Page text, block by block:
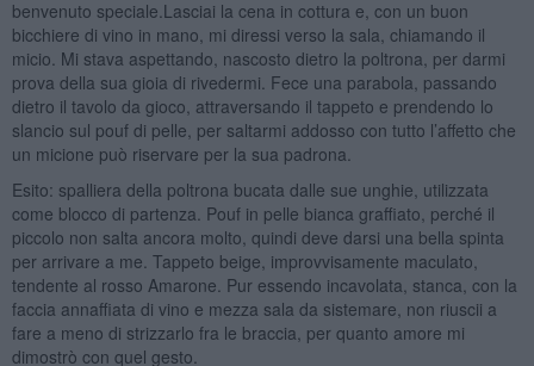
benvenuto speciale.Lasciai la cena in cottura e, con un buon
bicchiere di vino in mano, mi diressi verso la sala, chiamando il
micio. Mi stava aspettando, nascosto dietro la poltrona, per darmi
prova della sua gioia di rivedermi. Fece una parabola, passando
dietro il tavolo da gioco, attraversando il tappeto e prendendo lo
slancio sul pouf di pelle, per saltarmi addosso con tutto l’affetto che
un micione può riservare per la sua padrona.
Esito: spalliera della poltrona bucata dalle sue unghie, utilizzata
come blocco di partenza. Pouf in pelle bianca graffiato, perché il
piccolo non salta ancora molto, quindi deve darsi una bella spinta
per arrivare a me. Tappeto beige, improvvisamente maculato,
tendente al rosso Amarone. Pur essendo incavolata, stanca, con la
faccia annaffiata di vino e mezza sala da sistemare, non riuscii a
fare a meno di strizzarlo fra le braccia, per quanto amore mi
dimostrò con quel gesto.